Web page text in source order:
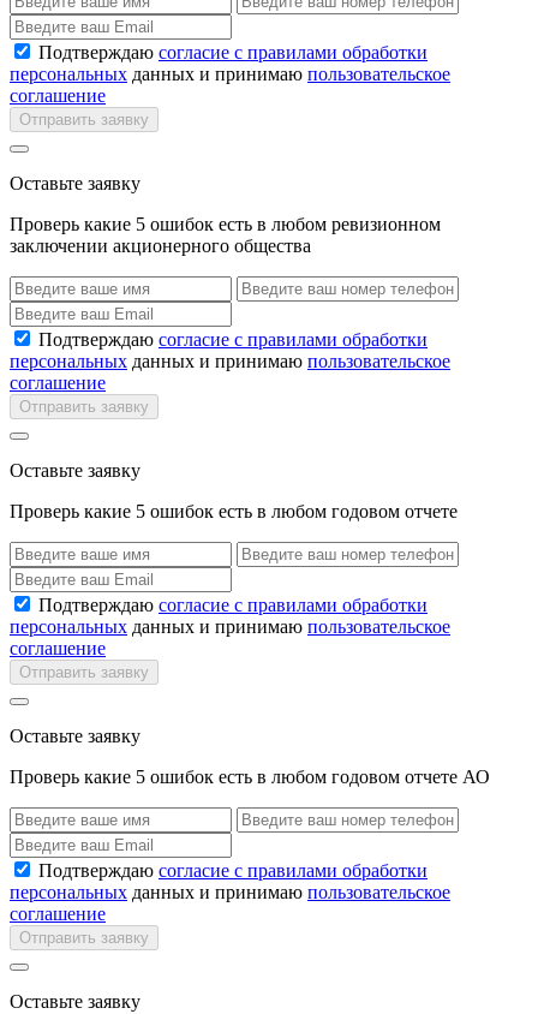
Подтверждаю согласие с правилами обработки
персональных данных и принимаю пользовательское
соглашение
Отправить заявку
Оставьте заявку
Проверь какие 5 ошибок есть в любом ревизионном
заключении акционерного общества
Подтверждаю согласие с правилами обработки
персональных данных и принимаю пользовательское
соглашение
Отправить заявку
Оставьте заявку
Проверь какие 5 ошибок есть в любом годовом отчете
Подтверждаю согласие с правилами обработки
персональных данных и принимаю пользовательское
соглашение
Отправить заявку
Оставьте заявку
Проверь какие 5 ошибок есть в любом годовом отчете АО
Подтверждаю согласие с правилами обработки
персональных данных и принимаю пользовательское
соглашение
Отправить заявку
Оставьте заявку